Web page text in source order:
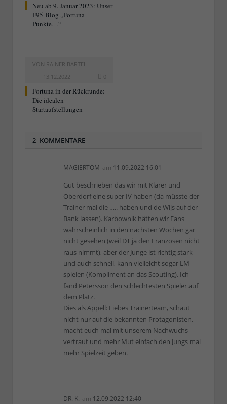
Neu ab 9. Januar 2023: Unser
F95-Blog „Fortuna-
Punkte…“
VON RAINER BARTEL
13.12.2022
0
Fortuna in der Rückrunde:
Die idealen
Startaufstellungen
2 KOMMENTARE
MAGIERTOM am 11.09.2022 16:01
Gut beschrieben das wir mit Klarer und
Oberdorf eine super IV haben (da müsste der
Trainer mal die ….. haben und de Wijs auf der
Bank lassen). Karbownik hätten wir Fans
wahrscheinlich in den nächsten Wochen gar
nicht gesehen (weil DT ja den Franzosen nicht
raus nimmt), aber der Junge ist richtig stark
und auch schnell, kann vielleicht sogar LM
spielen (Kompliment an das Scouting). Ich
fand Petersson den schlechtesten Spieler auf
dem Platz.
Dies als Appell: Liebes Trainerteam, schaut
nicht nur auf die bekannten Protagonisten,
macht euch mal mit unserem Nachwuchs
vertraut und mehr Mut einfach den Jungs mal
mehr Spielzeit geben.
DR. K. am 12.09.2022 12:40